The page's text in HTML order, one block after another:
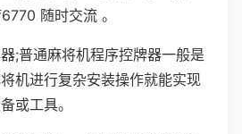
随时交流 。
;普通麻将机程序控牌器一般是
机进行复杂安装操作就能实现
或工具。